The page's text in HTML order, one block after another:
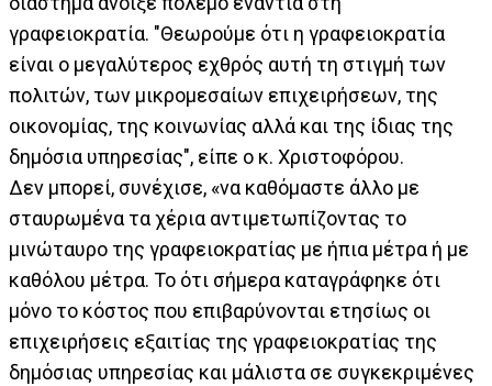
γραφειοκρατία. "Θεωρούμε ότι η γραφειοκρατία
είναι ο μεγαλύτερος εχθρός αυτή τη στιγμή των
πολιτών, των μικρομεσαίων επιχειρήσεων, της
οικονομίας, της κοινωνίας αλλά και της ίδιας της
δημόσια υπηρεσίας", είπε ο κ. Χριστοφόρου.
Δεν μπορεί, συνέχισε, «να καθόμαστε άλλο με
σταυρωμένα τα χέρια αντιμετωπίζοντας το
μινώταυρο της γραφειοκρατίας με ήπια μέτρα ή με
καθόλου μέτρα. Το ότι σήμερα καταγράφηκε ότι
μόνο το κόστος που επιβαρύνονται ετησίως οι
επιχειρήσεις εξαιτίας της γραφειοκρατίας της
δημόσιας υπηρεσίας και μάλιστα σε συγκεκριμένες